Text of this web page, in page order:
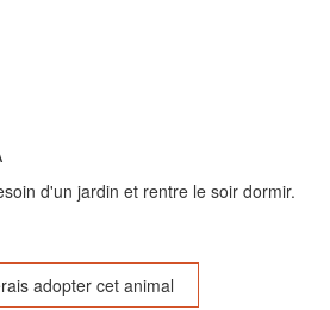
d'un jardin et rentre le soir dormir.
adopter cet animal